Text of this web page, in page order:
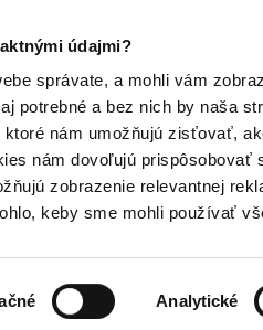
údajmi?
správate, a mohli vám
potrebné a bez nich by naša
nám umožňujú zisťovať,
nám dovoľujú prispôsobovať
zobrazenie relevantnej
keby sme mohli používať
Analytické